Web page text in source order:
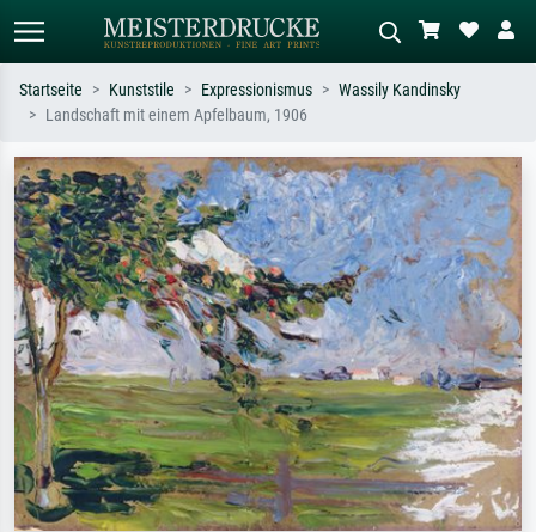
Suchen Sie nach Künstlern, Werktiteln
oder Stilen – z.B. Monet,
Sternennacht, Impressionismus, Welle
Hokusai, Akt.
Beschreiben Sie die Szene – z.B. Grüne
Wiese, Abstrakt mit viel Rot, Dunkles
Ölgemälde, Stehender Akt neben einem
Baum.
Startseite Kunststile Expressionismus
Wassily Kandinsky
Landschaft mit einem Apfelbaum, 1906